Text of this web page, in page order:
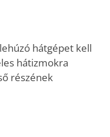
hátgépet kell
hátizmokra
részének